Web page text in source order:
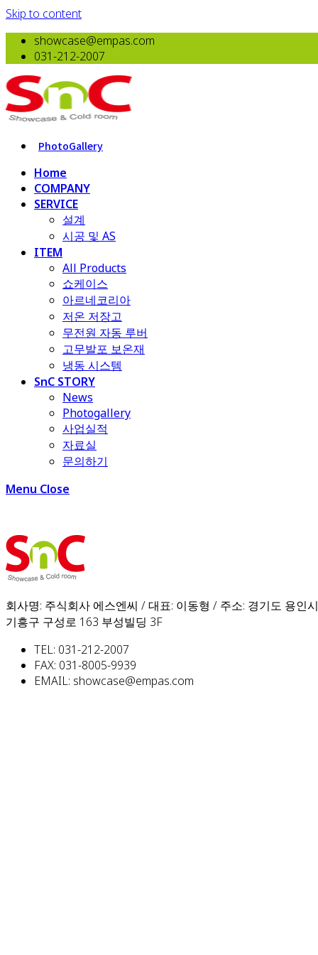
Skip to content
showcase@empas.com
031-212-2007
PhotoGallery
Home
COMPANY
SERVICE
설계
시공 및 AS
ITEM
All Products
​쇼케이스
아르네코리아
저온 저장고
무전원 자동 루버
고무발포 보온재
냉동 시스템
SnC STORY
News
Photogallery
사업실적
자료실
문의하기
Menu Close
회사명: 주식회사 에스엔씨 / 대표: 이동형 / 주소: 경기도 용인시
기흥구 구성로 163 부성빌딩 3F
TEL: 031-212-2007
FAX: 031-8005-9939
EMAIL: showcase@empas.com